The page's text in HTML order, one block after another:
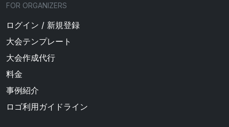
FOR ORGANIZERS
ログイン / 新規登録
大会テンプレート
大会作成代行
料金
事例紹介
ロゴ利用ガイドライン